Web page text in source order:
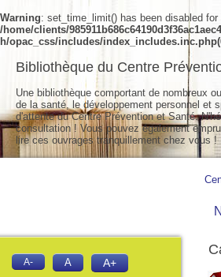
Warning: set_time_limit() has been disabled
/home/clients/
h/opac_css/includes/
Bibliothèque du Centre
Une bibliothèque comportant de nombreux
de la santé, le développement personnel et
d'attente du Centre Prévention et Santé.
consultation ! Vous pouvez également
lire ces ouvrages tranquillement chez vous !
A- A A+